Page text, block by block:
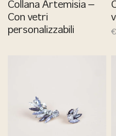
Collana Artemisia –
Con vetri
personalizzabili
€